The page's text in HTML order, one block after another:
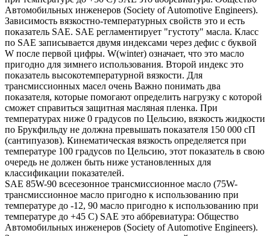
Автомобильных инженеров (Society of Automotive Engineers).
Зависимость вязкостно-температурных свойств это и есть
показатель SAE. SAE регламентирует "густоту" масла. Класс
по SAE записывается двумя индексами через дефис с буквой
W после первой цифры. W(winter) означает, что это масло
пригодно для зимнего использования. Второй индекс это
показатель высокотемпературной вязкости. Для
трансмиссионных масел очень Важно понимать два
показателя, которые помогают определить нагрузку с которой
сможет справиться защитная масляная пленка. При
температурах ниже 0 градусов по Цельсию, вязкость жидкости
по Брукфильду не должна превышать показателя 150 000 сП
(сантипуазов). Кинематическая вязкость определяется при
температуре 100 градусов по Цельсию, этот показатель в свою
очередь не должен быть ниже установленных для
классификации показателей.
SAE 85W-90 всесезонное трансмиссионное масло (75W-
трансмиссионное масло пригодно к использованию при
температуре до -12, 90 масло пригодно к использованию при
температуре до +45 С) SAE это аббревиатура: Общество
Автомобильных инженеров (Society of Automotive Engineers).